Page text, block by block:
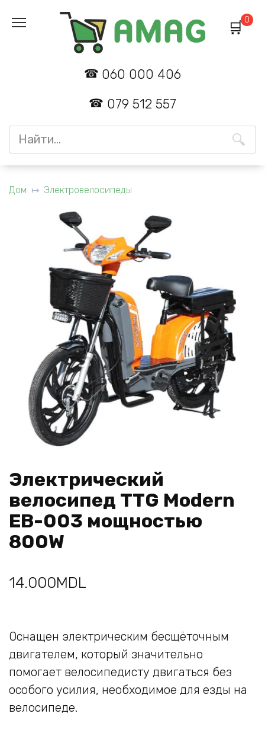
060 000 406
079 512 557
0
Search
for:
Дом Электровелосипеды
Электрический
велосипед TTG Modern
EB-003 мощностью
800W
14.000MDL
Oснащен электрическим бесщёточным
двигателем, который значительно
помогает велосипедисту двигаться без
особого усилия, необходимое для езды на
велосипеде.